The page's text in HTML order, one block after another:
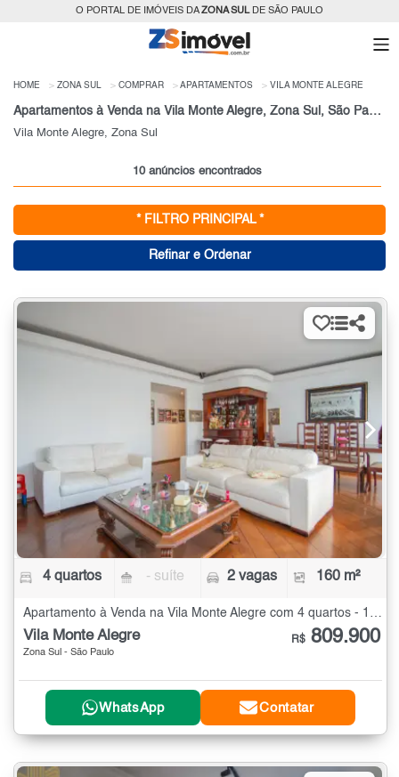
O PORTAL DE IMÓVEIS DAZONA SULDE SÃO PAULO
HOME ZONA SUL COMPRAR APARTAMENTOS VILA MONTE ALEGRE
Apartamentos à Venda na Vila Monte Alegre, Zona Sul, São Paulo, SP
Vila Monte Alegre, Zona Sul
10 anúncios encontrados
* FILTRO PRINCIPAL *
Refinar e Ordenar
4 quartos - suíte 2 vagas 160 m²
Apartamento à Venda na Vila Monte Alegre com 4 quartos - 160 m²
Vila Monte Alegre
Zona Sul - São Paulo
R$ 809.900
WhatsApp Contatar